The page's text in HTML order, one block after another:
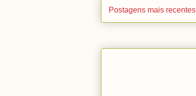
Postagens mais recentes